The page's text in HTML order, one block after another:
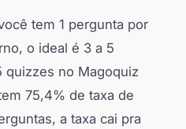
tem 1 pergunta por
o ideal é 3 a 5
quizzes no Magoquiz
75,4% de taxa de
a taxa cai pra